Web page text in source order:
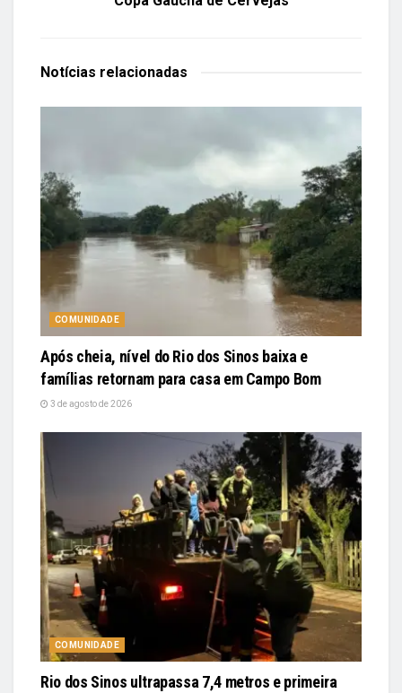
Notícias relacionadas
COMUNIDADE
Após cheia, nível do Rio dos Sinos baixa e
famílias retornam para casa em Campo Bom
3 de agosto de 2026
COMUNIDADE
Rio dos Sinos ultrapassa 7,4 metros e primeira